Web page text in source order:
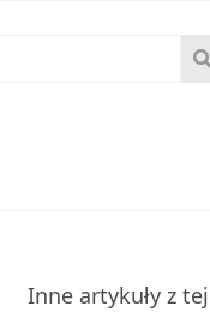
Inne artykuły z